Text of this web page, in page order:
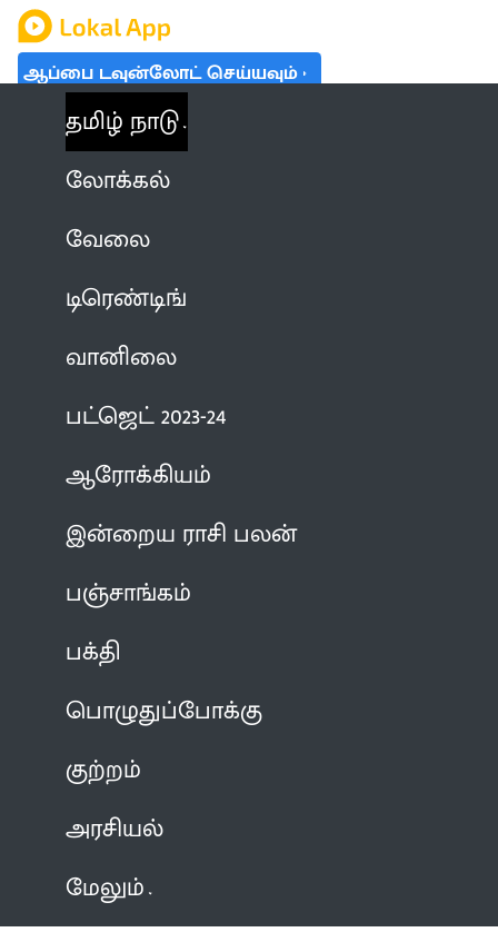
ஆப்பை டவுன்லோட் செய்யவும்
தமிழ் நாடு
லோக்கல்
வேலை
டிரெண்டிங்
வானிலை
பட்ஜெட் 2023-24
ஆரோக்கியம்
இன்றைய ராசி பலன்
பஞ்சாங்கம்
பக்தி
பொழுதுப்போக்கு
குற்றம்
அரசியல்
மேலும்